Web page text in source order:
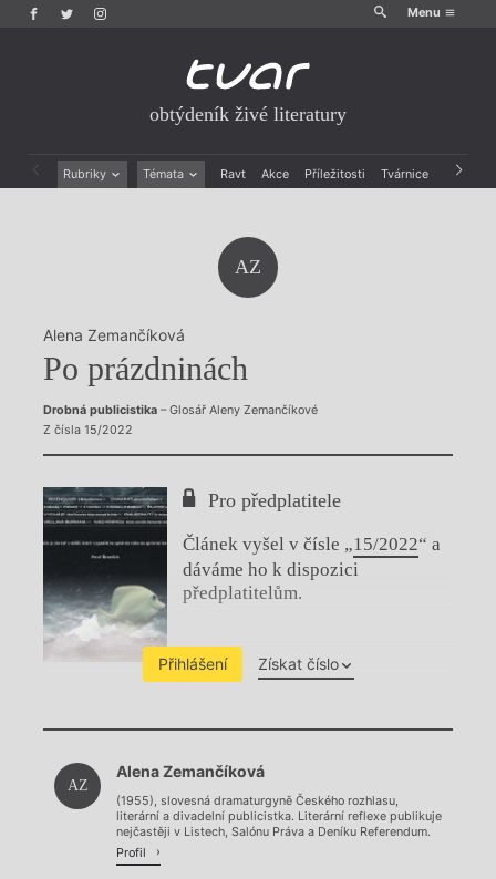
Menu
obtýdeník živé literatury
Rubriky Témata Ravt Akce Příležitosti Tvárnice Archiv
AZ
Alena Zemančíková
Po prázdninách
Drobná publicistika– Glosář Aleny Zemančíkové
Z čísla 15/2022
Pro předplatitele
Článek vyšel v čísle „15/2022“ a
dáváme ho k dispozici
předplatitelům.
Přihlášení Získat číslo
Chviličku.
Načítá se.
AZ
Alena Zemančíková
(1955), slovesná dramaturgyně Českého rozhlasu,
literární a divadelní publicistka. Literární reflexe publikuje
nejčastěji v Listech, Salónu Práva a Deníku Referendum.
Profil